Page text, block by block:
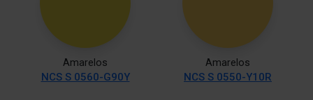
Amarelos
NCS S 0560-G90Y
Amarelos
NCS S 0550-Y10R